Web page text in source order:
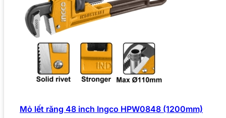
Mỏ lết răng 48 inch Ingco HPW0848 (1200mm)